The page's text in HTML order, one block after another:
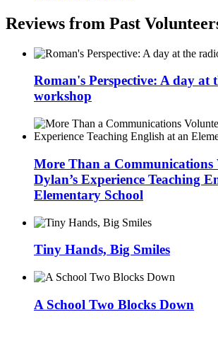
Reviews from Past
Roman's Perspective: A day at
workshop
More Than a Communications
Dylan’s Experience Teaching
Elementary School
Tiny Hands, Big Smiles
A School Two Blocks Down